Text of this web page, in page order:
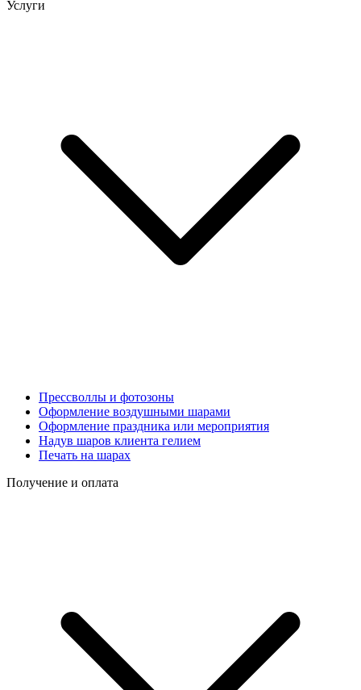
Услуги
Прессволлы и фотозоны
Оформление воздушными шарами
Оформление праздника или мероприятия
Надув шаров клиента гелием
Печать на шарах
Получение и оплата